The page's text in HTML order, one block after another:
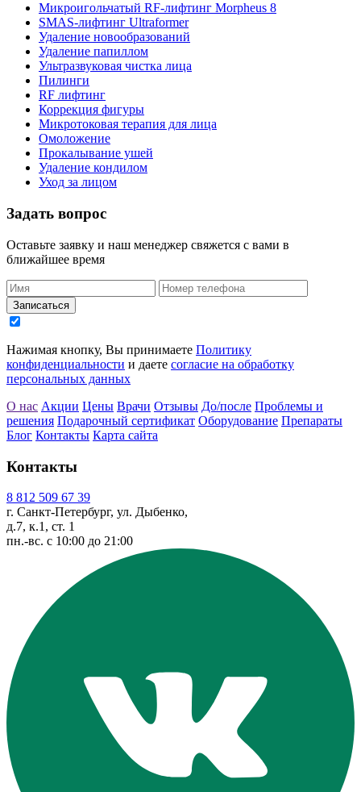
Микроигольчатый RF-лифтинг Morpheus 8
SMAS-лифтинг Ultraformer
Удаление новообразований
Удаление папиллом
Ультразвуковая чистка лица
Пилинги
RF лифтинг
Коррекция фигуры
Микротоковая терапия для лица
Омоложение
Прокалывание ушей
Удаление кондилом
Уход за лицом
Задать вопрос
Оставьте заявку и наш менеджер свяжется с вами в
ближайшее время
Записаться
Нажимая кнопку, Вы принимаете Политику
конфиденциальности и даете согласие на обработку
персональных данных
О нас Акции Цены Врачи Отзывы До/после Проблемы и
решения Подарочный сертификат Оборудование Препараты
Блог Контакты Карта сайта
Контакты
8 812 509 67 39
г. Санкт-Петербург, ул. Дыбенко,
д.7, к.1, ст. 1
пн.-вс. с 10:00 до 21:00